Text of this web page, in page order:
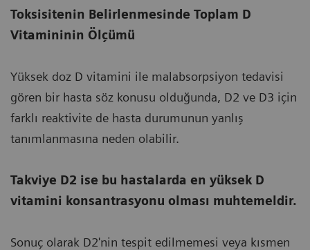
Toksisitenin Belirlenmesinde Toplam D
Vitamininin Ölçümü
Yüksek doz D vitamini ile malabsorpsiyon tedavisi
gören bir hasta söz konusu olduğunda, D2 ve D3 için
farklı reaktivite de hasta durumunun yanlış
tanımlanmasına neden olabilir.
Takviye D2 ise bu hastalarda en yüksek D
vitamini konsantrasyonu olması muhtemeldir.
Sonuç olarak D2'nin tespit edilmemesi veya kısmen